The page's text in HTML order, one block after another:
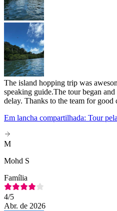
The island hopping trip was
speaking guide.The tour began
delay. Thanks to the team for good
Em lancha compartilhada: Tour
M
Mohd S
Família
4/5
Abr. de 2026